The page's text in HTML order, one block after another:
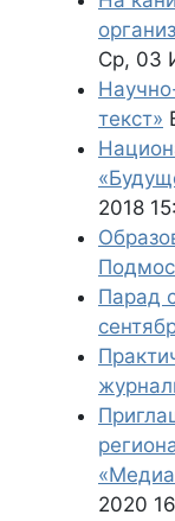
Ср, 03
текст»
2018
Парад
2020